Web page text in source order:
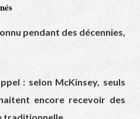
pendant des décennies,
: selon McKinsey, seuls
encore recevoir des